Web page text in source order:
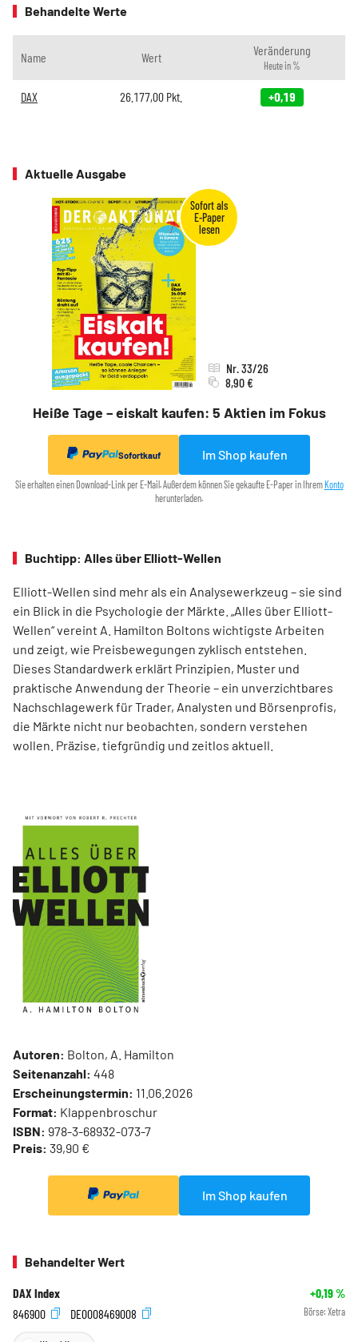
Behandelte Werte
Name Wert Veränderung
Heute in %
DAX 26.177,00 Pkt. +0,19
Aktuelle Ausgabe
Heiße Tage – eiskalt kaufen: 5 Aktien im Fokus
Nr. 33/26
8,90 €
Sofortkauf Im Shop kaufen
Sie erhalten einen Download-Link per E-Mail. Außerdem können Sie gekaufte E-Paper in Ihrem Konto
herunterladen.
Buchtipp: Alles über Elliott-Wellen
Elliott-Wellen sind mehr als ein Analysewerkzeug – sie sind
ein Blick in die Psychologie der Märkte. „Alles über Elliott-
Wellen“ vereint A. Hamilton Boltons wichtigste Arbeiten
und zeigt, wie Preisbewegungen zyklisch entstehen.
Dieses Standardwerk erklärt Prinzipien, Muster und
praktische Anwendung der Theorie – ein unverzichtbares
Nachschlagewerk für Trader, Analysten und Börsenprofis,
die Märkte nicht nur beobachten, sondern verstehen
wollen. Präzise, tiefgründig und zeitlos aktuell.
Autoren: Bolton, A. Hamilton
Seitenanzahl: 448
Erscheinungstermin: 11.06.2026
Format: Klappenbroschur
ISBN: 978-3-68932-073-7
Preis: 39,90 €
Im Shop kaufen
Behandelter Wert
DAX Index +0,19%
846900
DE0008469008 Börse: Xetra